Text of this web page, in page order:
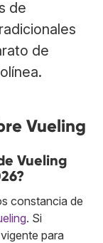
de
de
Vueling
Vueling
constancia de
. Si
para